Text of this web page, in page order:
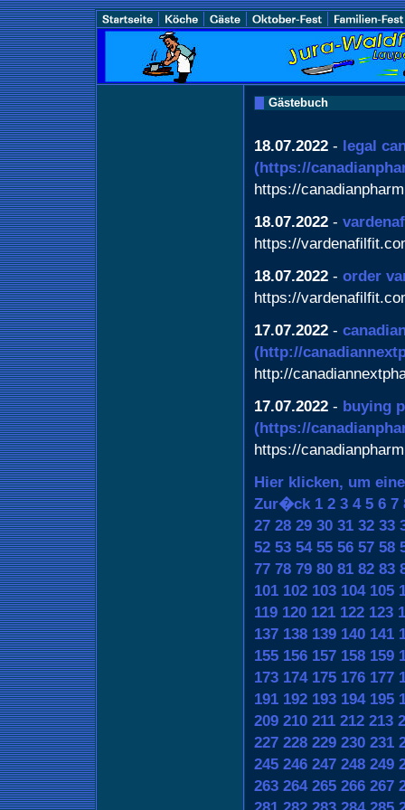
Gästebuch
18.07.2022 - legal
(https://
https://
18.07.2022 -
https://
18.07.2022 - order
https://
17.07.2022 -
(http://
http://
17.07.2022 - buying
(https://
https://
Hier klicken, um
Zur�ck 1 2 3 4 5 6 7
27 28 29 30 31 32 33
52 53 54 55 56 57 58
77 78 79 80 81 82 83
101 102 103 104 105
119 120 121 122 123
137 138 139 140 141
155 156 157 158 159
173 174 175 176 177
191 192 193 194 195
209 210 211 212 213
227 228 229 230 231
245 246 247 248 249
263 264 265 266 267